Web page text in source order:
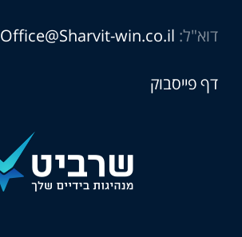
דוא"ל: Office@Sharvit-win.co.il
דף פייסבוק